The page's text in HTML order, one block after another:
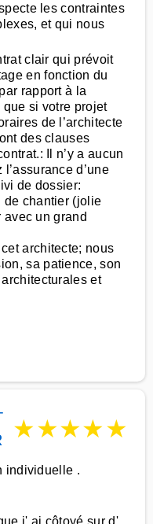
les contraintes
et qui nous
clair qui prévoit
en fonction du
rapport à la
si votre projet
de l’architecte
des clauses
Il n’y a aucun
d’une
de dossier:
de chantier (jolie
avec un grand
architecte; nous
sa patience, son
et
★★★★★
individuelle .
j' ai côtoyé sur d'